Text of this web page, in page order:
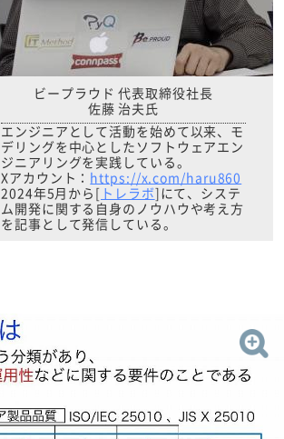
ビープラウド 代表取締役社長
佐藤 治夫氏
エンジニアとして活動を始めて以来、モ
デリングを中心としたソフトウェアエン
ジニアリングを実践している。
Xアカウント： https://x.com/haru860
2024年5月から[ トレラボ]にて、システ
ム開発に関する自身のノウハウや考え方
を記事として発信している。